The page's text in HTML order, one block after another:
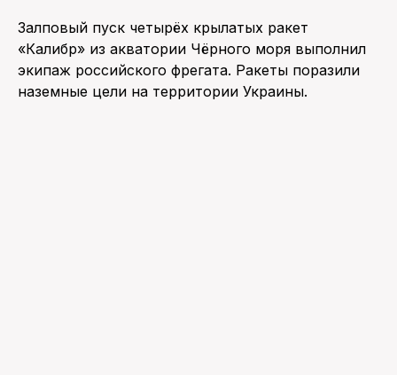
Залповый пуск четырёх крылатых ракет
«Калибр» из акватории Чёрного моря выполнил
экипаж российского фрегата. Ракеты поразили
наземные цели на территории Украины.